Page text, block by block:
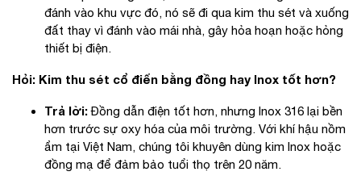
đánh vào khu vực đó, nó sẽ đi qua kim thu sét và xuống
đất thay vì đánh vào mái nhà, gây hỏa hoạn hoặc hỏng
thiết bị điện.
Hỏi: Kim thu sét cổ điển bằng đồng hay Inox tốt hơn?
Trả lời:Đồng dẫn điện tốt hơn, nhưng Inox 316 lại bền
hơn trước sự oxy hóa của môi trường. Với khí hậu nồm
ẩm tại Việt Nam, chúng tôi khuyên dùng kim Inox hoặc
đồng mạ để đảm bảo tuổi thọ trên 20 năm.